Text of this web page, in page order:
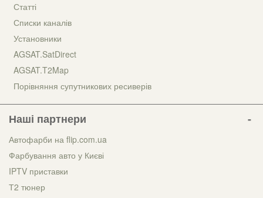
Статті
Списки каналів
Установники
AGSAT.SatDirect
AGSAT.T2Map
Порівняння супутникових ресиверів
Наші партнери
Автофарби на flip.com.ua
Фарбування авто у Києві
IPTV приставки
Т2 тюнер